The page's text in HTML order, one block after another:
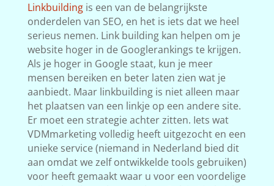
Linkbuildingis een van de belangrijkste
onderdelen van SEO, en het is iets dat we heel
serieus nemen. Link building kan helpen om je
website hoger in de Googlerankings te krijgen.
Als je hoger in Google staat, kun je meer
mensen bereiken en beter laten zien wat je
aanbiedt. Maar linkbuilding is niet alleen maar
het plaatsen van een linkje op een andere site.
Er moet een strategie achter zitten. Iets wat
VDMmarketing volledig heeft uitgezocht en een
unieke service (niemand in Nederland bied dit
aan omdat we zelf ontwikkelde tools gebruiken)
voor heeft gemaakt waar u voor een voordelige